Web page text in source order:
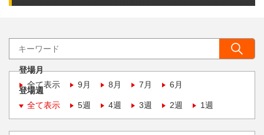
登場月
全て表示
9月 8月 7月 6月
登場週
全て表示
5週 4週 3週 2週 1週